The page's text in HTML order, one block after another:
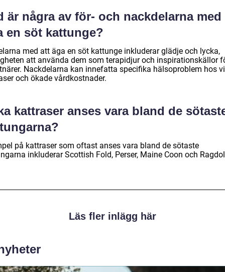
är några av för- och nackdelarna med
en söt kattunge?
med att äga en söt kattunge inkluderar glädje och lycka,
att använda dem som terapidjur och inspirationskällor
Nackdelarna kan innefatta specifika hälsoproblem hos
och ökade vårdkostnader.
kattraser anses vara bland de
på kattraser som oftast anses vara bland de sötaste
inkluderar Scottish Fold, Perser, Maine Coon och
Läs fler inlägg här